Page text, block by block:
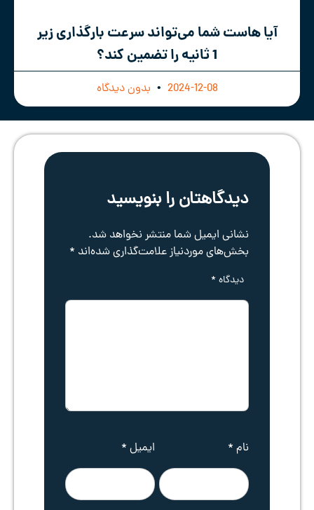
آیا هاست شما می‌تواند سرعت بارگذاری زیر
1 ثانیه را تضمین کند؟
2024-12-08 بدون دیدگاه
دیدگاهتان را بنویسید
نشانی ایمیل شما منتشر نخواهد شد.
بخش‌های موردنیاز علامت‌گذاری شده‌اند *
دیدگاه*
نام * ایمیل *